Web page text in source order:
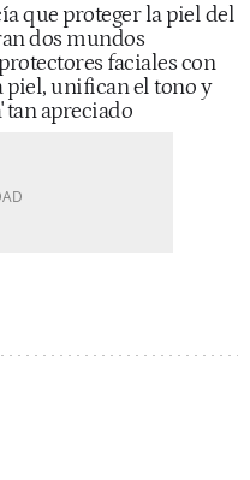
que proteger la piel del
dos mundos
faciales con
unifican el tono y
tan apreciado